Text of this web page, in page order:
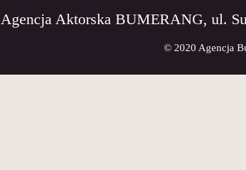
Agencja Aktorska BUMERANG, ul.
© 2020 Agencja